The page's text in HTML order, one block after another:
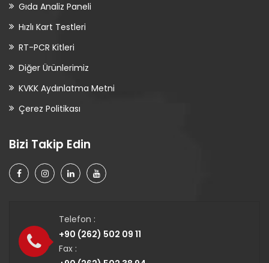
Gıda Analiz Paneli
Hızlı Kart Testleri
RT-PCR Kitleri
Diğer Ürünlerimiz
KVKK Aydınlatma Metni
Çerez Politikası
Bizi Takip Edin
Telefon :
+90 (262) 502 09 11
Fax :